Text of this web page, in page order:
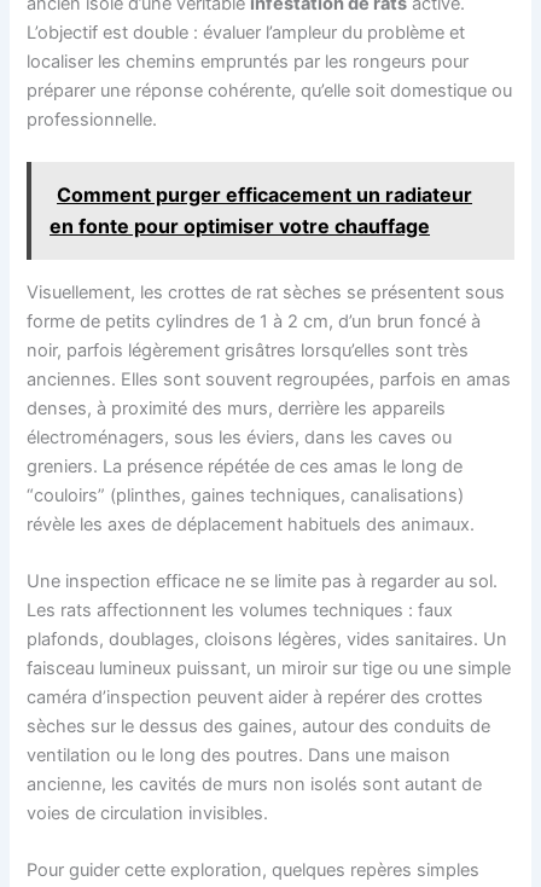
L’objectif est double : évaluer l’ampleur du problème et
localiser les chemins empruntés par les rongeurs pour
préparer une réponse cohérente, qu’elle soit domestique ou
professionnelle.
Comment purger efficacement un radiateur
en fonte pour optimiser votre chauffage
Visuellement, les crottes de rat sèches se présentent sous
forme de petits cylindres de 1 à 2 cm, d’un brun foncé à
noir, parfois légèrement grisâtres lorsqu’elles sont très
anciennes. Elles sont souvent regroupées, parfois en amas
denses, à proximité des murs, derrière les appareils
électroménagers, sous les éviers, dans les caves ou
greniers. La présence répétée de ces amas le long de
“couloirs” (plinthes, gaines techniques, canalisations)
révèle les axes de déplacement habituels des animaux.
Une inspection efficace ne se limite pas à regarder au sol.
Les rats affectionnent les volumes techniques : faux
plafonds, doublages, cloisons légères, vides sanitaires. Un
faisceau lumineux puissant, un miroir sur tige ou une simple
caméra d’inspection peuvent aider à repérer des crottes
sèches sur le dessus des gaines, autour des conduits de
ventilation ou le long des poutres. Dans une maison
ancienne, les cavités de murs non isolés sont autant de
voies de circulation invisibles.
Pour guider cette exploration, quelques repères simples